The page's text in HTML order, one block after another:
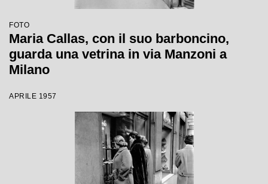
FOTO
Maria Callas, con il suo barboncino,
guarda una vetrina in via Manzoni a
Milano
APRILE 1957